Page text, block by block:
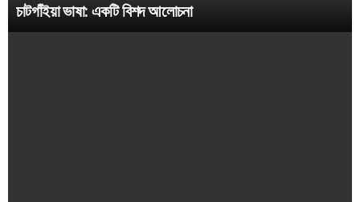
চাটগাঁইয়া ভাষা: একটি বিশদ আলোচনা